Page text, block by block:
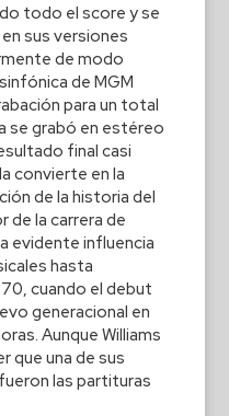
todo el score y se
sus versiones
de modo
de MGM
para un total
se grabó en estéreo
final casi
convierte en la
de la historia del
de la carrera de
evidente influencia
hasta
cuando el debut
generacional en
Aunque Williams
que una de sus
las partituras